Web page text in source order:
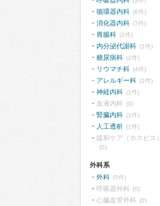
循環器内科 (6件)
消化器内科 (7件)
胃腸科 (2件)
内分泌代謝科 (1件)
糖尿病科 (2件)
リウマチ科 (4件)
アレルギー科 (2件)
神経内科 (1件)
血液内科 (0)
腎臓内科 (1件)
人工透析 (1件)
緩和ケア（ホスピス）
(0)
外科系
外科 (5件)
呼吸器外科 (0)
心臓血管外科 (0)